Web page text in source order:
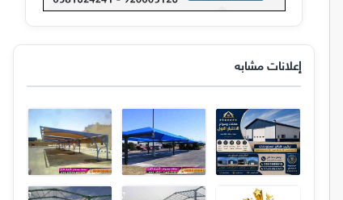
إعلانات مشابه